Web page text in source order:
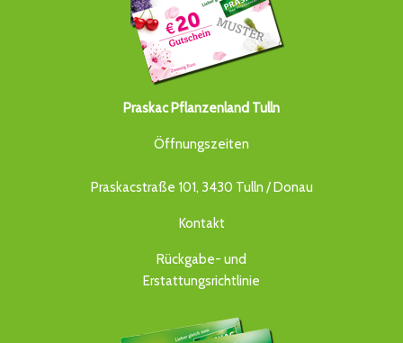
Praskac Pflanzenland Tulln
Öffnungszeiten
Praskacstraße 101, 3430 Tulln / Donau
Kontakt
Rückgabe- und
Erstattungsrichtlinie